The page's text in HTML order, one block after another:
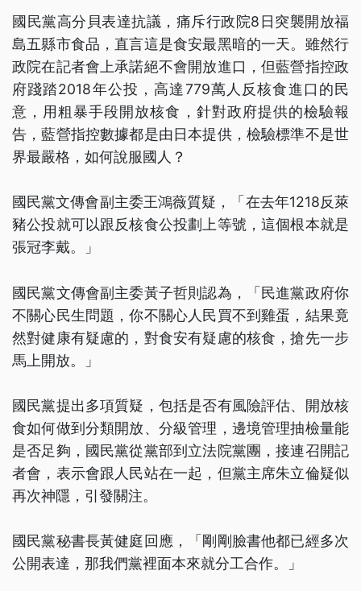
國民黨高分貝表達抗議，痛斥行政院8日突襲開放福
島五縣市食品，直言這是食安最黑暗的一天。雖然行
政院在記者會上承諾絕不會開放進口，但藍營指控政
府踐踏2018年公投，高達779萬人反核食進口的民
意，用粗暴手段開放核食，針對政府提供的檢驗報
告，藍營指控數據都是由日本提供，檢驗標準不是世
界最嚴格，如何說服國人？
國民黨文傳會副主委王鴻薇質疑，「在去年1218反萊
豬公投就可以跟反核食公投劃上等號，這個根本就是
張冠李戴。」
國民黨文傳會副主委黃子哲則認為，「民進黨政府你
不關心民生問題，你不關心人民買不到雞蛋，結果竟
然對健康有疑慮的，對食安有疑慮的核食，搶先一步
馬上開放。」
國民黨提出多項質疑，包括是否有風險評估、開放核
食如何做到分類開放、分級管理，邊境管理抽檢量能
是否足夠，國民黨從黨部到立法院黨團，接連召開記
者會，表示會跟人民站在一起，但黨主席朱立倫疑似
再次神隱，引發關注。
國民黨秘書長黃健庭回應，「剛剛臉書他都已經多次
公開表達，那我們黨裡面本來就分工合作。」